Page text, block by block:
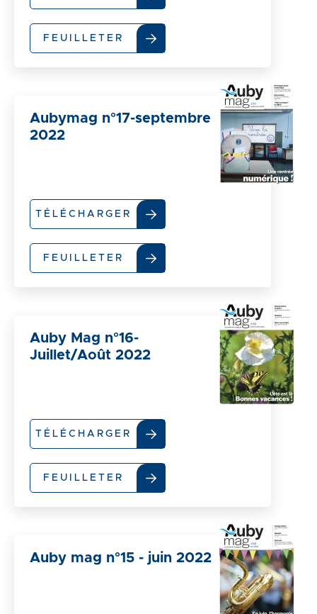
FEUILLETER
Aubymag n°17-septembre
2022
TÉLÉCHARGER
FEUILLETER
Auby Mag n°16-
Juillet/Août 2022
TÉLÉCHARGER
FEUILLETER
Auby mag n°15 - juin 2022